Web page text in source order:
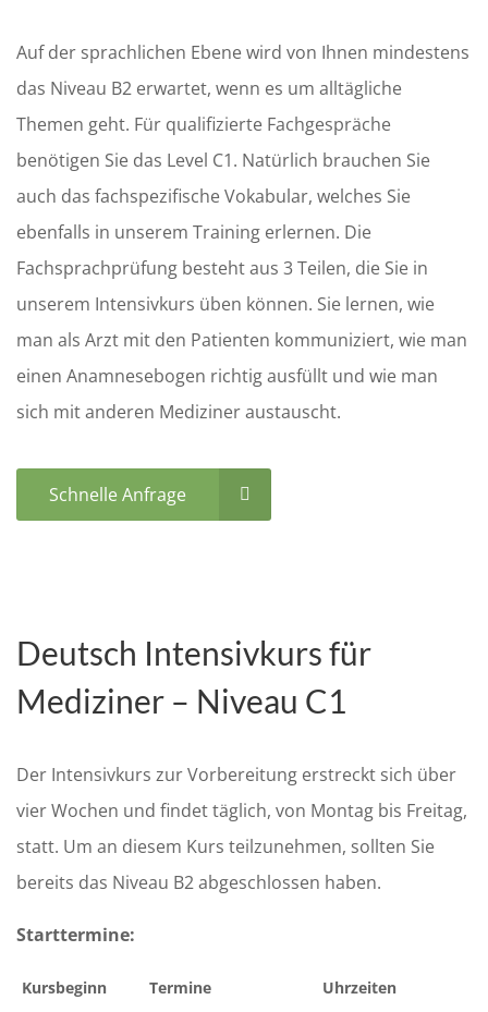
Auf der sprachlichen Ebene wird von Ihnen mindestens
das Niveau B2 erwartet, wenn es um alltägliche
Themen geht. Für qualifizierte Fachgespräche
benötigen Sie das Level C1. Natürlich brauchen Sie
auch das fachspezifische Vokabular, welches Sie
ebenfalls in unserem Training erlernen. Die
Fachsprachprüfung besteht aus 3 Teilen, die Sie in
unserem Intensivkurs üben können. Sie lernen, wie
man als Arzt mit den Patienten kommuniziert, wie man
einen Anamnesebogen richtig ausfüllt und wie man
sich mit anderen Mediziner austauscht.
Schnelle Anfrage
Deutsch Intensivkurs für
Mediziner – Niveau C1
Der Intensivkurs zur Vorbereitung erstreckt sich über
vier Wochen und findet täglich, von Montag bis Freitag,
statt. Um an diesem Kurs teilzunehmen, sollten Sie
bereits das Niveau B2 abgeschlossen haben.
Starttermine:
Kursbeginn Termine
Uhrzeiten